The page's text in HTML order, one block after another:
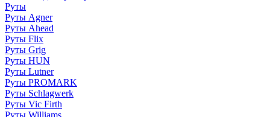
Руты
Руты Agner
Руты Ahead
Руты Flix
Руты Grig
Руты HUN
Руты Lutner
Руты PROMARK
Руты Schlagwerk
Руты Vic Firth
Руты Williams